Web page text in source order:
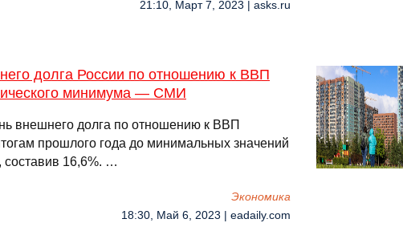
21:10, Март 7, 2023 | asks.ru
долга России по отношению к ВВП
минимума — СМИ
внешнего долга по отношению к ВВП
прошлого года до минимальных значений
составив 16,6%. …
Экономика
18:30, Май 6, 2023 | eadaily.com